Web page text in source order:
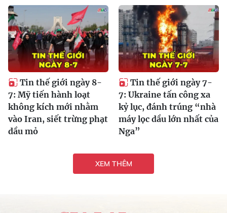
Tin thế giới ngày 8-
7: Mỹ tiến hành loạt
không kích mới nhằm
vào Iran, siết trừng phạt
dầu mỏ
Tin thế giới ngày 7-
7: Ukraine tấn công xa
kỷ lục, đánh trúng “nhà
máy lọc dầu lớn nhất của
Nga”
XEM THÊM